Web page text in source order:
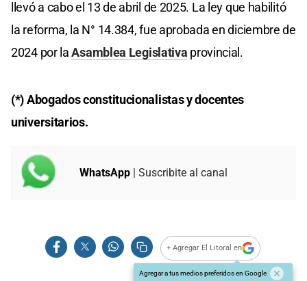
llevó a cabo el 13 de abril de 2025. La ley que habilitó
la reforma, la N° 14.384, fue aprobada en diciembre de
2024 por laAsamblea Legislativa provincial.
(*) Abogados constitucionalistas y docentes
universitarios.
WhatsApp | Suscribite al canal
+ Agregar El Litoral en
Agregar a tus medios preferidos en Google